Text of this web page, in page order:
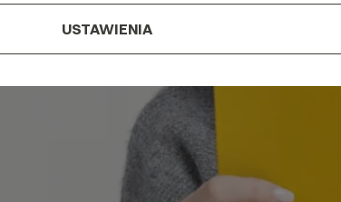
USTAWIENIA